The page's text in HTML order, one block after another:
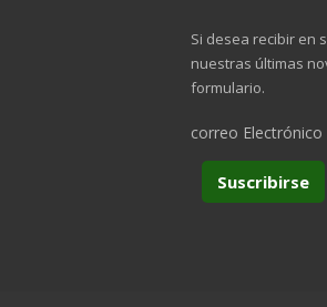
Si desea recibir en
nuestras últimas
formulario.
correo Electrónico